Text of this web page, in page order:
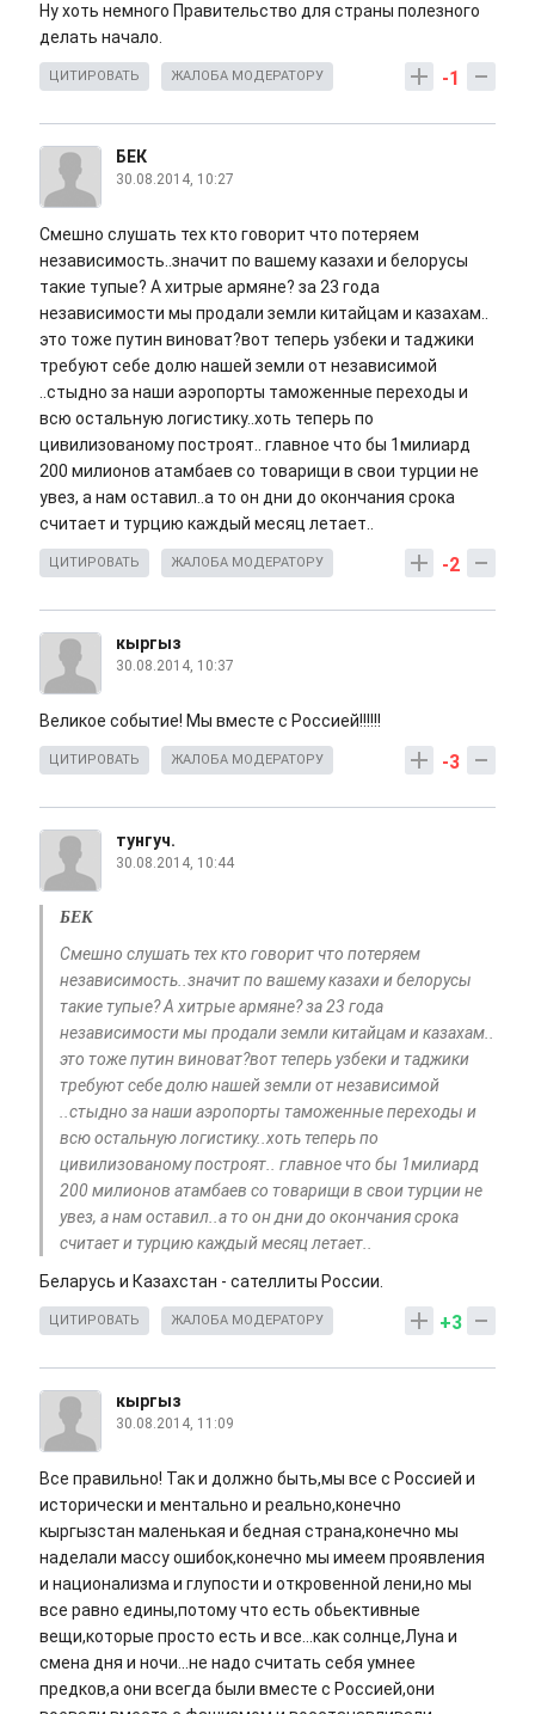
Ну хоть немного Правительство для страны полезного
делать начало.
-1
ЦИТИРОВАТЬ ЖАЛОБА МОДЕРАТОРУ
БЕК
30.08.2014, 10:27
Смешно слушать тех кто говорит что потеряем
независимость..значит по вашему казахи и белорусы
такие тупые? А хитрые армяне? за 23 года
независимости мы продали земли китайцам и казахам..
это тоже путин виноват?вот теперь узбеки и таджики
требуют себе долю нашей земли от независимой
..стыдно за наши аэропорты таможенные переходы и
всю остальную логистику..хоть теперь по
цивилизованому построят.. главное что бы 1милиард
200 милионов атамбаев со товарищи в свои турции не
увез, а нам оставил..а то он дни до окончания срока
считает и турцию каждый месяц летает..
-2
ЦИТИРОВАТЬ ЖАЛОБА МОДЕРАТОРУ
кыргыз
30.08.2014, 10:37
Великое событие! Мы вместе с Россией!!!!!!
-3
ЦИТИРОВАТЬ ЖАЛОБА МОДЕРАТОРУ
тунгуч.
30.08.2014, 10:44
БЕК
Смешно слушать тех кто говорит что потеряем
независимость..значит по вашему казахи и белорусы
такие тупые? А хитрые армяне? за 23 года
независимости мы продали земли китайцам и казахам..
это тоже путин виноват?вот теперь узбеки и таджики
требуют себе долю нашей земли от независимой
..стыдно за наши аэропорты таможенные переходы и
всю остальную логистику..хоть теперь по
цивилизованому построят.. главное что бы 1милиард
200 милионов атамбаев со товарищи в свои турции не
увез, а нам оставил..а то он дни до окончания срока
считает и турцию каждый месяц летает..
Беларусь и Казахстан - сателлиты России.
+3
ЦИТИРОВАТЬ ЖАЛОБА МОДЕРАТОРУ
кыргыз
30.08.2014, 11:09
Все правильно! Так и должно быть,мы все с Россией и
исторически и ментально и реально,конечно
кыргызстан маленькая и бедная страна,конечно мы
наделали массу ошибок,конечно мы имеем проявления
и национализма и глупости и откровенной лени,но мы
все равно едины,потому что есть обьективные
вещи,которые просто есть и все...как солнце,Луна и
смена дня и ночи...не надо считать себя умнее
предков,а они всегда были вместе с Россией,они